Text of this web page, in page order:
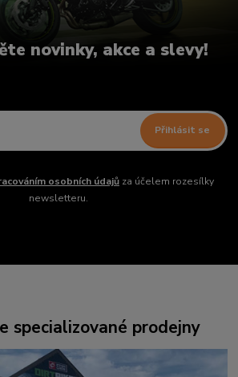
novinky, akce a slevy!
Přihlásit se
osobních údajůza účelem rozesílky
newsletteru.
specializované prodejny